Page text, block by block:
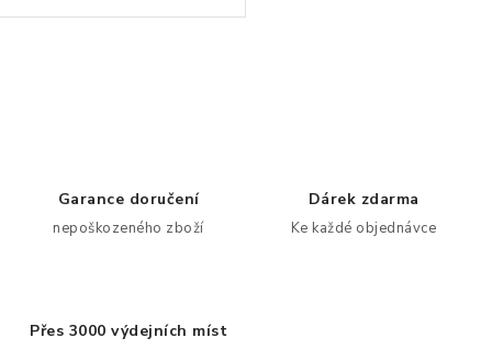
Garance doručení
nepoškozeného zboží
Dárek zdarma
Ke každé objednávce
Přes 3000 výdejních míst